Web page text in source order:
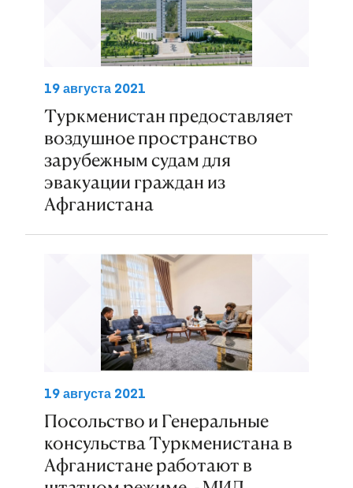
19 августа 2021
Туркменистан предоставляет
воздушное пространство
зарубежным судам для
эвакуации граждан из
Афганистана
19 августа 2021
Посольство и Генеральные
консульства Туркменистана в
Афганистане работают в